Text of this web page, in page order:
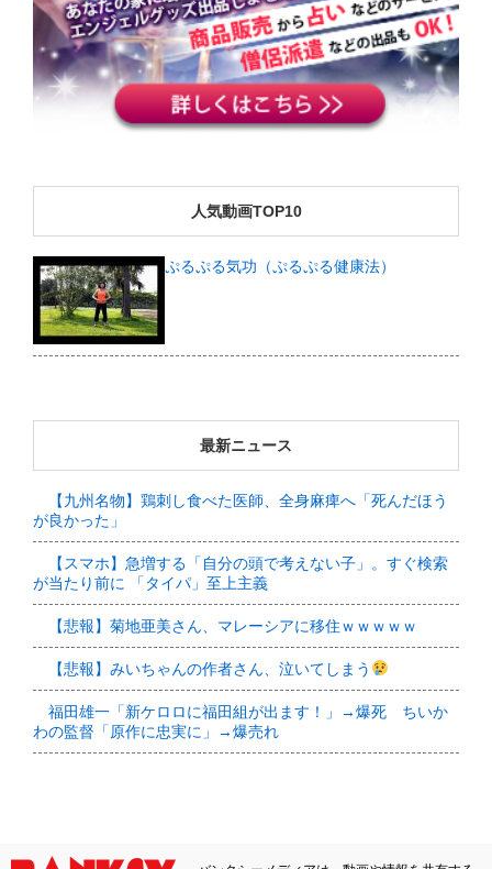
人気動画TOP10
ぷるぷる気功（ぷるぷる健康法）
最新ニュース
【九州名物】鶏刺し食べた医師、全身麻痺へ「死んだほう
が良かった」
【スマホ】急増する「自分の頭で考えない子」。すぐ検索
が当たり前に 「タイパ」至上主義
【悲報】菊地亜美さん、マレーシアに移住ｗｗｗｗｗ
【悲報】みいちゃんの作者さん、泣いてしまう
福田雄一「新ケロロに福田組が出ます！」→爆死 ちいか
わの監督「原作に忠実に」→爆売れ